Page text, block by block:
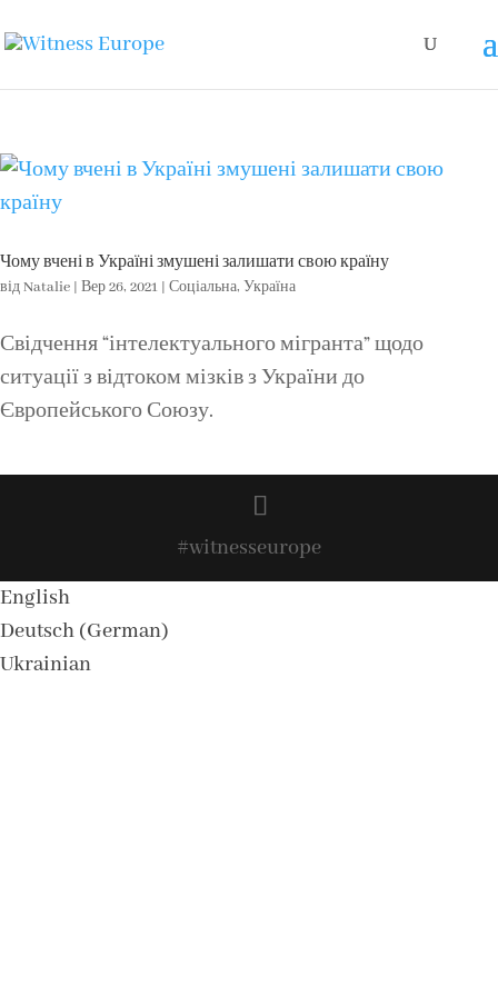
Чому вчені в Україні змушені залишати свою країну
відNatalie | Вер 26, 2021 | Соціальна, Україна
Свідчення “інтелектуального мігранта” щодо
ситуації з відтоком мізків з України до
Європейського Союзу.
#witnesseurope
English
Deutsch (German)
Ukrainian